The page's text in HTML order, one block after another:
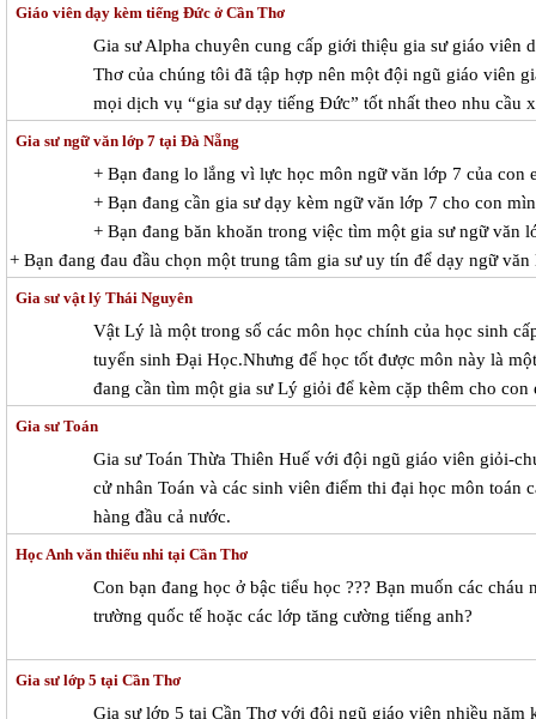
Giáo viên dạy kèm tiếng Đức ở Cần Thơ
Gia sư Alpha chuyên cung cấp giới thiệu gia sư giáo viên
Thơ của chúng tôi đã tập hợp nên một đội ngũ giáo viên
mọi dịch vụ “gia sư dạy tiếng Đức” tốt nhất theo nhu cầu
Gia sư ngữ văn lớp 7 tại Đà Nẵng
+ Bạn đang lo lắng vì lực học môn ngữ văn lớp 7 của con
+ Bạn đang cần gia sư dạy kèm ngữ văn lớp 7 cho con
+ Bạn đang băn khoăn trong việc tìm một gia sư ngữ văn
+ Bạn đang đau đầu chọn một trung tâm gia sư uy tín để dạy ngữ
Gia sư vật lý Thái Nguyên
Vật Lý là một trong số các môn học chính của học sinh
tuyển sinh Đại Học.Nhưng để học tốt được môn này là
đang cần tìm một gia sư Lý giỏi để kèm cặp thêm cho
Gia sư Toán
Gia sư Toán Thừa Thiên Huế với đội ngũ giáo viên giỏi-
cử nhân Toán và các sinh viên điểm thi đại học môn toán
hàng đầu cả nước.
Học Anh văn thiếu nhi tại Cần Thơ
Con bạn đang học ở bậc tiểu học ??? Bạn muốn các
trường quốc tế hoặc các lớp tăng cường tiếng anh?
Gia sư lớp 5 tại Cần Thơ
Gia sư lớp 5 tại Cần Thơ với đội ngũ giáo viên nhiều